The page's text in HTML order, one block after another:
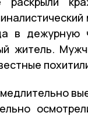
в дежурную
житель.